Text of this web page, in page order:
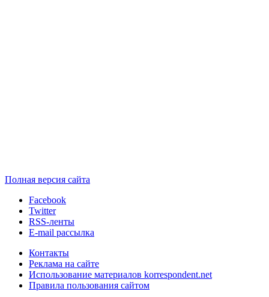
Полная версия сайта
Facebook
Twitter
RSS-ленты
E-mail рассылка
Контакты
Реклама на сайте
Использование материалов korrespondent.net
Правила пользования сайтом